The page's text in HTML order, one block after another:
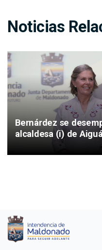
Noticias
Bernárdez se
alcaldesa (i) de Aiguá